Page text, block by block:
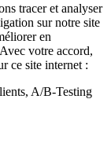
tracer et analyser
sur notre site
en
votre accord,
ce site internet :
A/B-Testing